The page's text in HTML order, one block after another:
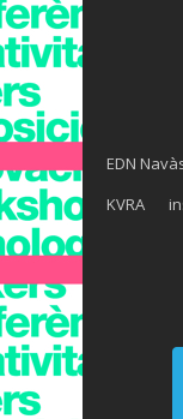
EDN
KVRA